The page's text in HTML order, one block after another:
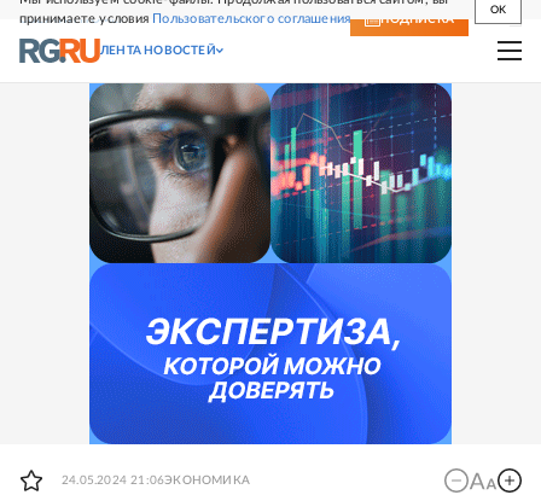
принимаете условия Пользовательского соглашения
OK
СВЕЖИЙ НОМЕР ПОДПИСКА
ЛЕНТА НОВОСТЕЙ
24.05.2024 21:06ЭКОНОМИКА